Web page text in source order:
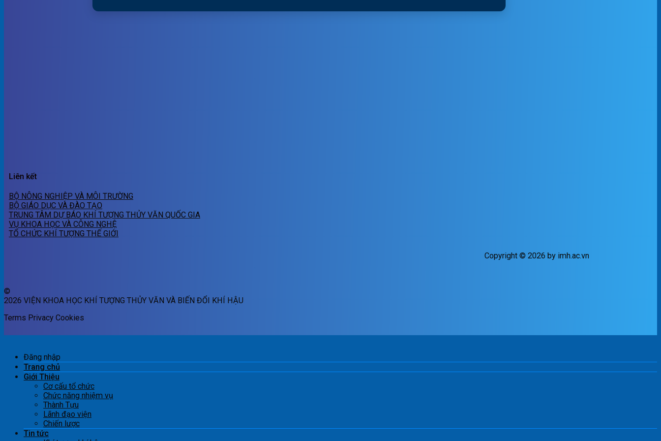
Liên kết
BỘ NÔNG NGHIỆP VÀ MÔI TRƯỜNG
BỘ GIÁO DỤC VÀ ĐÀO TẠO
TRUNG TÂM DỰ BÁO KHÍ TƯỢNG THỦY VĂN QUỐC GIA
VỤ KHOA HỌC VÀ CÔNG NGHỆ
TỔ CHỨC KHÍ TƯỢNG THẾ GIỚI
Copyright © 2026 by imh.ac.vn
©
2026 VIỆN KHOA HỌC KHÍ TƯỢNG THỦY VĂN VÀ BIẾN ĐỔI KHÍ HẬU
Terms Privacy Cookies
Đăng nhập
Trang chủ
Giới Thiệu
Cơ cấu tổ chức
Chức năng nhiệm vụ
Thành Tựu
Lãnh đạo viện
Chiến lược
Tin tức